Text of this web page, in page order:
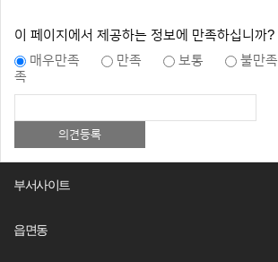
이 페이지에서 제공하는 정보에 만족하십니까?
매우만족
만족 보통 불만족
족
부서사이트
읍면동